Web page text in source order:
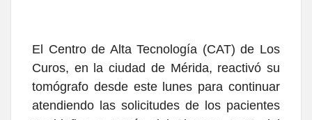
El Centro de Alta Tecnología (CAT) de Los
Curos, en la ciudad de Mérida, reactivó su
tomógrafo desde este lunes para continuar
atendiendo las solicitudes de los pacientes